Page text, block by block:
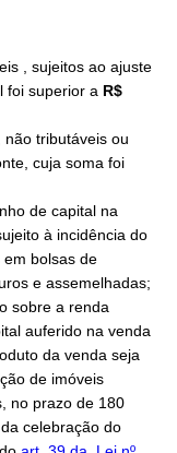
, sujeitos ao ajuste
foi superior a R$
tributáveis ou
cuja soma foi
de capital na
à incidência do
bolsas de
e assemelhadas;
sobre a renda
auferido na venda
da venda seja
de imóveis
no prazo de 180
celebração do